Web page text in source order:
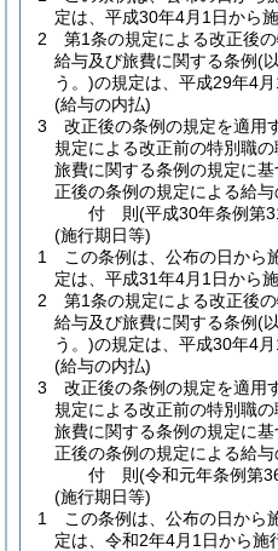
定は、平成30年4月1日から施
2
第1条の規定による改正後
給与及び旅費に関する条例(
う。)の規定は、平成29年4月
(給与の内払)
3
改正後の条例の規定を適用
規定による改正前の特別職
旅費に関する条例の規定に
正後の条例の規定による給与
付 則(平成30年条例第
(施行期日等)
1
この条例は、公布の日から
定は、平成31年4月1日から施
2
第1条の規定による改正後
給与及び旅費に関する条例(
う。)の規定は、平成30年4月
(給与の内払)
3
改正後の条例の規定を適用
規定による改正前の特別職
旅費に関する条例の規定に
正後の条例の規定による給与
付 則(令和元年条例第
(施行期日等)
1
この条例は、公布の日から
定は、令和2年4月1日から施